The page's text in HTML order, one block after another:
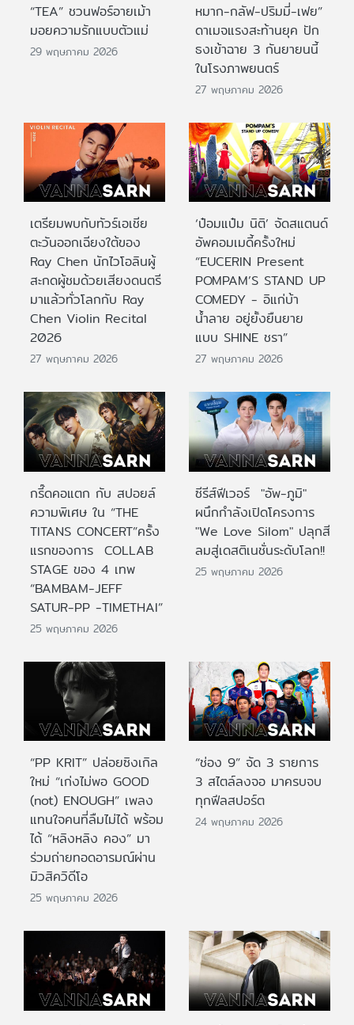
“TEA” ชวนฟอร์อายเม้า
มอยความรักแบบตัวแม่
29 พฤษภาคม 2026
หมาก-กลัฟ-ปริมมี่-เฟย”
ดาเมจแรงสะท้านยุค ปัก
ธงเข้าฉาย 3 กันยายนนี้
ในโรงภาพยนตร์
27 พฤษภาคม 2026
เตรียมพบกับทัวร์เอเชีย
ตะวันออกเฉียงใต้ของ
Ray Chen นักไวโอลินผู้
สะกดผู้ชมด้วยเสียงดนตรี
มาแล้วทั่วโลกกับ Ray
Chen Violin Recital
2026
27 พฤษภาคม 2026
‘ป๋อมแป๋ม นิติ’ จัดสแตนด์
อัพคอมเมดี้ครั้งใหม่
“EUCERIN Present
POMPAM’S STAND UP
COMEDY - อิแก่บ้า
น้ำลาย อยู่ยั้งยืนยาย
แบบ SHINE ชรา”
27 พฤษภาคม 2026
กรี๊ดคอแตก กับ สปอยล์
ความพิเศษ ใน “THE
TITANS CONCERT”ครั้ง
แรกของการ COLLAB
STAGE ของ 4 เทพ
“BAMBAM-JEFF
SATUR-PP -TIMETHAI”
25 พฤษภาคม 2026
ซีรีส์ฟีเวอร์ "อัพ-ภูมิ"
ผนึกกำลังเปิดโครงการ
"We Love Silom" ปลุกสี
ลมสู่เดสติเนชั่นระดับโลก!!
25 พฤษภาคม 2026
“PP KRIT” ปล่อยซิงเกิล
ใหม่ “เก่งไม่พอ GOOD
(not) ENOUGH” เพลง
แทนใจคนที่ลืมไม่ได้ พร้อม
ได้ “หลิงหลิง คอง” มา
ร่วมถ่ายทอดอารมณ์ผ่าน
มิวสิควิดีโอ
25 พฤษภาคม 2026
“ช่อง 9” จัด 3 รายการ
3 สไตล์ลงจอ มาครบจบ
ทุกฟีลสปอร์ต
24 พฤษภาคม 2026